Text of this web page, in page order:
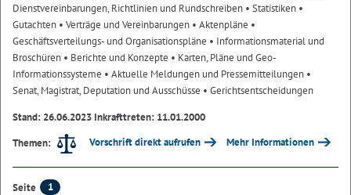
Dienstvereinbarungen, Richtlinien und Rundschreiben • Statistiken •
Gutachten • Verträge und Vereinbarungen • Aktenpläne •
Geschäftsverteilungs- und Organisationspläne • Informationsmaterial und
Broschüren • Berichte und Konzepte • Karten, Pläne und Geo-
Informationssysteme • Aktuelle Meldungen und Pressemitteilungen •
Senat, Magistrat, Deputation und Ausschüsse • Gerichtsentscheidungen
Stand: 26.06.2023 Inkrafttreten: 11.01.2000
Themen:
Vorschrift direkt aufrufen Mehr Informationen
Seite
1